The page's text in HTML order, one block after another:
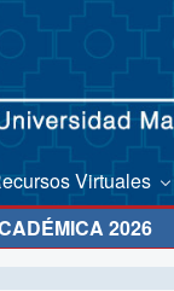
Virtuales
2026